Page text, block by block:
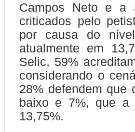
Campos Neto e a
criticados pelo
por causa do
atualmente em
Selic, 59%
considerando o
28% defendem que
baixo e 7%, que a
13,75%.